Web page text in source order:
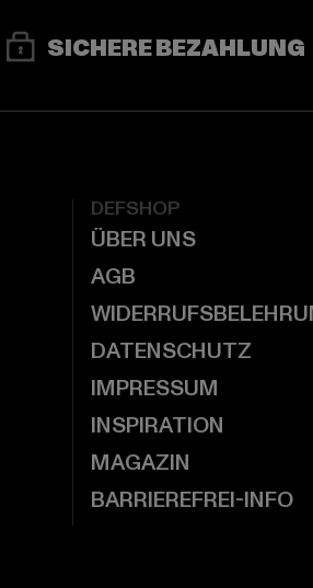
SICHERE BEZAHLUNG
DEFSHOP
ÜBER UNS
AGB
DATENSCHUTZ
IMPRESSUM
INSPIRATION
MAGAZIN
BARRIEREFREI-INFO